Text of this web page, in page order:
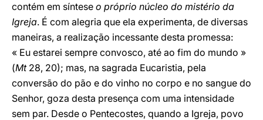
contém em síntese o próprio núcleo do mistério da
Igreja. É com alegria que ela experimenta, de diversas
maneiras, a realização incessante desta promessa:
« Eu estarei sempre convosco, até ao fim do mundo »
(Mt28, 20); mas, na sagrada Eucaristia, pela
conversão do pão e do vinho no corpo e no sangue do
Senhor, goza desta presença com uma intensidade
sem par. Desde o Pentecostes, quando a Igreja, povo